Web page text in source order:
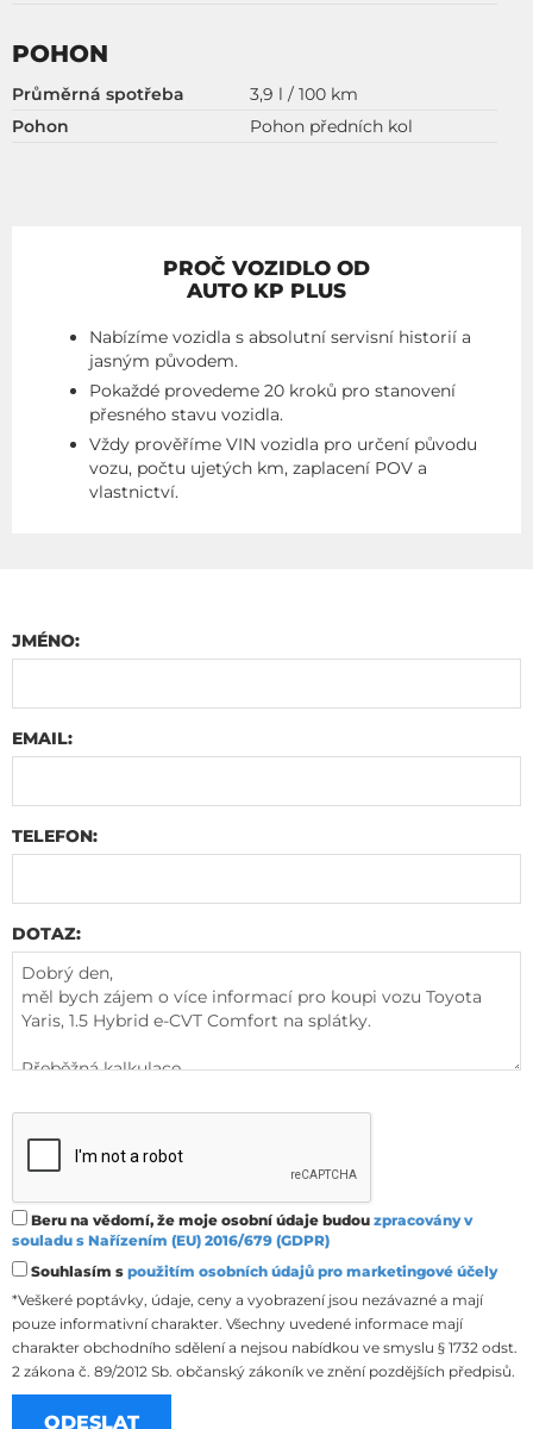
POHON
Průměrná spotřeba
3,9 l / 100 km
Pohon
Pohon předních kol
PROČ VOZIDLO OD
AUTO KP PLUS
Nabízíme vozidla s absolutní servisní historií a
jasným původem.
Pokaždé provedeme 20 kroků pro stanovení
přesného stavu vozidla.
Vždy prověříme VIN vozidla pro určení původu
vozu, počtu ujetých km, zaplacení POV a
vlastnictví.
JMÉNO:
EMAIL:
TELEFON:
DOTAZ:
Beru na vědomí, že moje osobní údaje budou zpracovány v
souladu s Nařízením (EU) 2016/679 (GDPR)
Souhlasím s použitím osobních údajů pro marketingové účely
*Veškeré poptávky, údaje, ceny a vyobrazení jsou nezávazné a mají
pouze informativní charakter. Všechny uvedené informace mají
charakter obchodního sdělení a nejsou nabídkou ve smyslu § 1732 odst.
2 zákona č. 89/2012 Sb. občanský zákoník ve znění pozdějších předpisů.